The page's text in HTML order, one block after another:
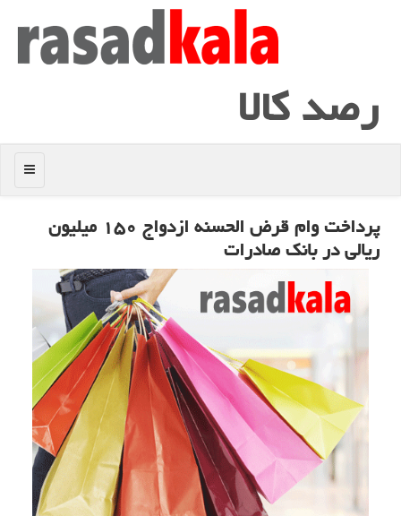
رصد كالا
منو
پرداخت وام قرض الحسنه ازدواج ۱۵۰ میلیون
ریالی در بانك صادرات